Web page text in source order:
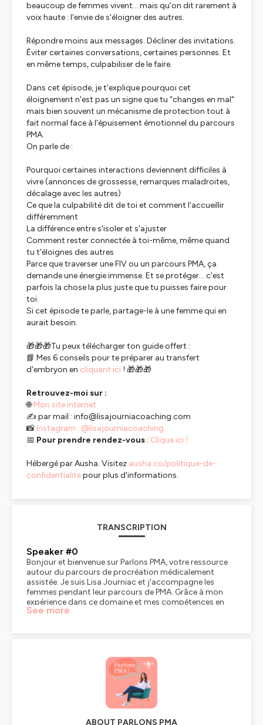
beaucoup de femmes vivent… mais qu'on dit rarement à
voix haute : l'envie de s'éloigner des autres.
Répondre moins aux messages. Décliner des invitations.
Éviter certaines conversations, certaines personnes. Et
en même temps, culpabiliser de le faire.
Dans cet épisode, je t'explique pourquoi cet
éloignement n'est pas un signe que tu "changes en mal"
mais bien souvent un mécanisme de protection tout à
fait normal face à l'épuisement émotionnel du parcours
PMA.
On parle de :
Pourquoi certaines interactions deviennent difficiles à
vivre (annonces de grossesse, remarques maladroites,
décalage avec les autres)
Ce que la culpabilité dit de toi et comment l'accueillir
différemment
La différence entre s'isoler et s'ajuster
Comment rester connectée à toi-même, même quand
tu t'éloignes des autres
Parce que traverser une FIV ou un parcours PMA, ça
demande une énergie immense. Et se protéger… c'est
parfois la chose la plus juste que tu puisses faire pour
toi.
Si cet épisode te parle, partage-le à une femme qui en
aurait besoin.
🎁🎁🎁Tu peux télécharger ton guide offert :
📘 Mes 6 conseils pour te préparer au transfert
d'embryon en cliquant ici ! 🎁🎁🎁
Retrouvez-moi sur :
🌐Mon site internet
✍️ par mail : info@lisajourniacoaching.com
📸 Instagram : @lisajourniacoaching
📅 Pour prendre rendez-vous : Clique ici !
Hébergé par Ausha. Visitez ausha.co/politique-de-
confidentialitepour plus d'informations.
TRANSCRIPTION
Speaker #0
Bonjour et bienvenue sur Parlons PMA, votre ressource
autour du parcours de procréation médicalement
assistée. Je suis Lisa Journiac et j'accompagne les
femmes pendant leur parcours de PMA. Grâce à mon
expérience dans ce domaine et mes compétences en
coaching, j'ai pour mission de vous aider à mieux vivre
j'utilise durant mes accompagnements. Si tout cela
vous intéresse, alors bienvenue ! Et n'hésitez pas à vous
abonner à ce podcast pour ne manquer aucun épisode.
Et maintenant, c'est parti pour l'épisode du jour !
Bonjour et bienvenue dans ce nouvel épisode de Parlons
PMA. Aujourd'hui dans cet épisode, j'avais envie de vous
parler d'un thème qui revient assez régulièrement chez
See more
ABOUT PARLONS PMA